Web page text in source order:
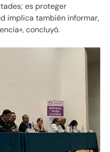
es proteger
implica también informar,
concluyó.